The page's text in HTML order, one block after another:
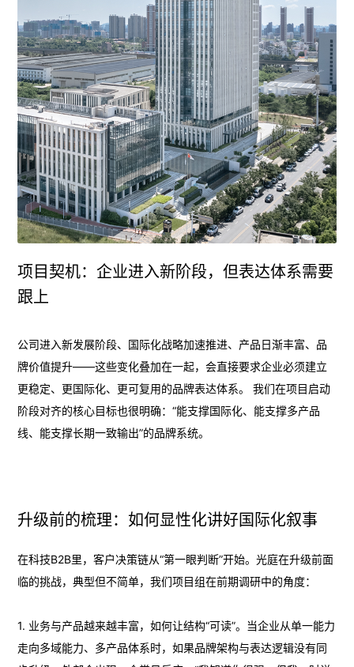
项目契机：企业进入新阶段，但表达体系需要
跟上
公司进入新发展阶段、国际化战略加速推进、产品日渐丰富、品
牌价值提升——这些变化叠加在一起，会直接要求企业必须建立
更稳定、更国际化、更可复用的品牌表达体系。 我们在项目启动
阶段对齐的核心目标也很明确：“能支撑国际化、能支撑多产品
线、能支撑长期一致输出”的品牌系统。
升级前的梳理：如何显性化讲好国际化叙事
在科技B2B里，客户决策链从“第一眼判断”开始。光庭在升级前面
临的挑战，典型但不简单，我们项目组在前期调研中的角度：
1. 业务与产品越来越丰富，如何让结构“可读”。当企业从单一能力
走向多域能力、多产品体系时，如果品牌架构与表达逻辑没有同